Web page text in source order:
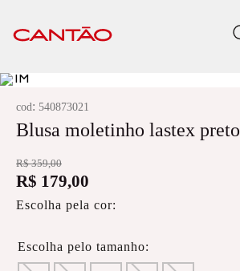
cod: 540873021
Blusa moletinho lastex preto
R$ 359,00
R$ 179,00
Escolha pela cor: